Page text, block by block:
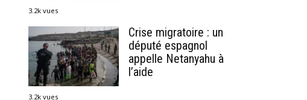
3.2k vues
Crise migratoire : un
député espagnol
appelle Netanyahu à
l’aide
3.2k vues